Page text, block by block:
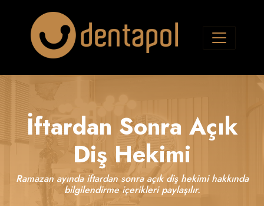
İftardan Sonra Açık
Diş Hekimi
Ramazan ayında iftardan sonra açık diş hekimi hakkında
bilgilendirme içerikleri paylaşılır.